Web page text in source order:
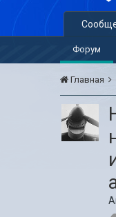
Форум
Главная